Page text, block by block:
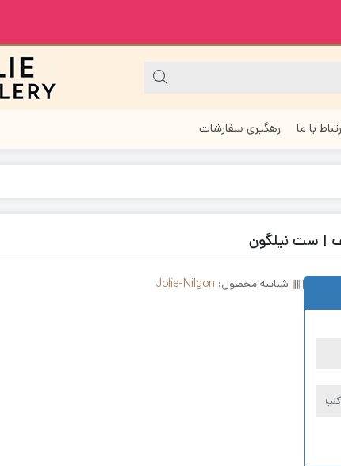
با ما رهگیری سفارشات
| ست نیلگون
شناسه محصول: Jolie-Nilgon